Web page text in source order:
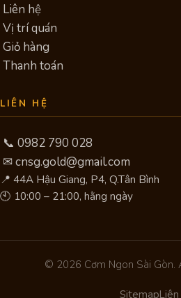
Liên hệ
Vị trí quán
Giỏ hàng
Thanh toán
LIÊN HỆ
📞 0982 790 028
✉ cnsg.gold@gmail.com
📍 44A Hậu Giang, P4, Q.Tân Bình
🕙 10:00 – 21:00, hằng ngày
© 2026 Cơm Ngon Sài Gòn.
Sitemap